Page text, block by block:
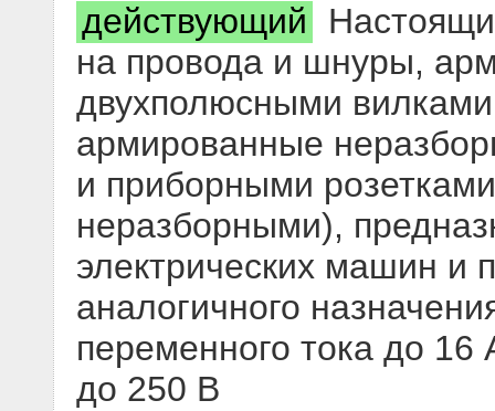
действующий
на провода и шнуры,
двухполюсными
армированные
и приборными
неразборными),
электрических машин и
аналогичного
переменного тока до
до 250 В